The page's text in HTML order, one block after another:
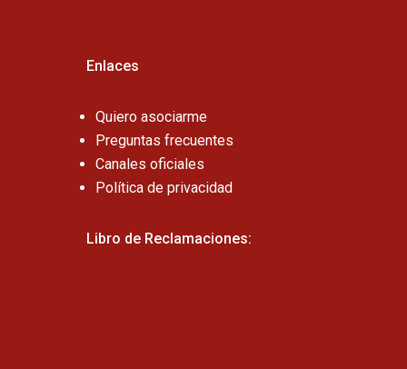
Enlaces
Quiero asociarme
Preguntas frecuentes
Canales oficiales
Política de privacidad
Libro de Reclamaciones: